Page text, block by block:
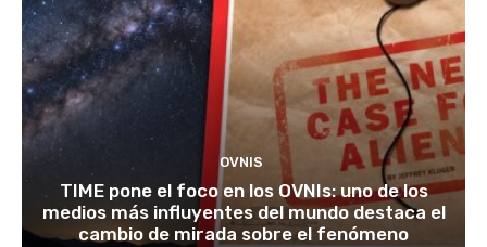
OVNIS
TIME pone el foco en los OVNIs: uno de los
medios más influyentes del mundo destaca el
cambio de mirada sobre el fenómeno